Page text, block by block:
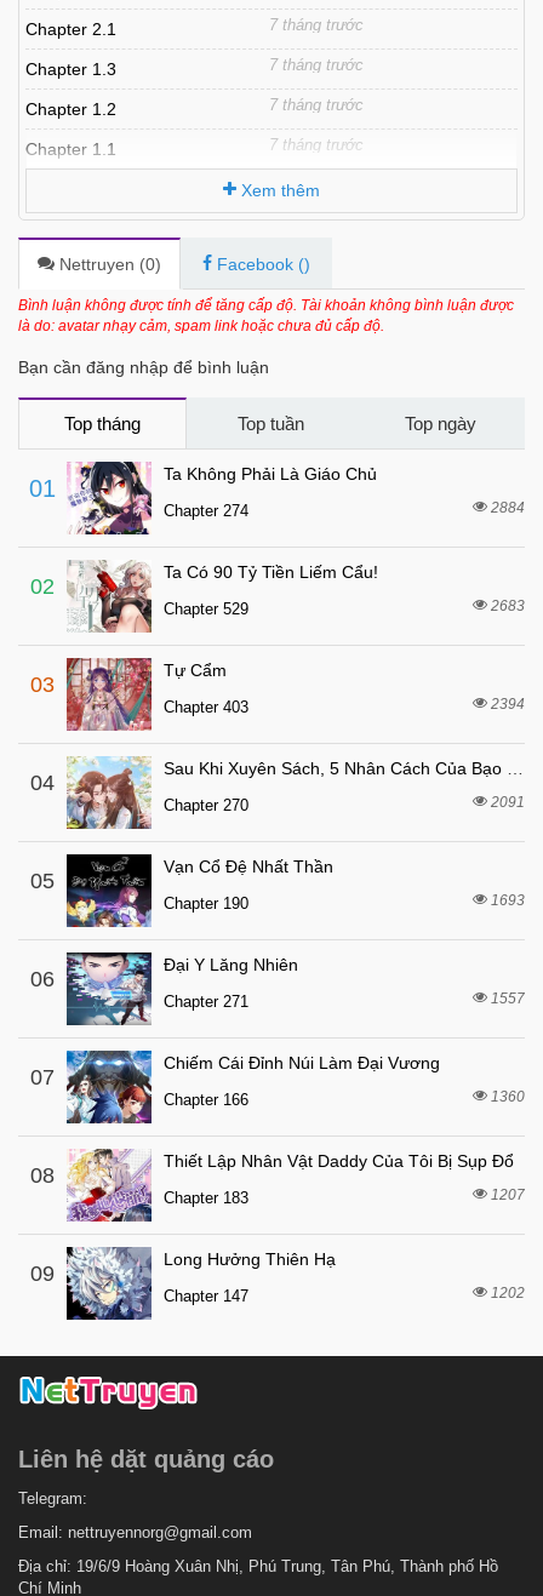
Chapter 2.1 7 tháng trước
Chapter 1.3 7 tháng trước
Chapter 1.2 7 tháng trước
Chapter 1.1 7 tháng trước
Xem thêm
Nettruyen (0) Facebook ()
Bình luận không được tính để tăng cấp độ. Tài khoản không bình luận được
là do: avatar nhạy cảm, spam link hoặc chưa đủ cấp độ.
Bạn cần đăng nhập để bình luận
Top tháng Top tuần Top ngày
01
Ta Không Phải Là Giáo Chủ
Chapter 274 2884
02
Ta Có 90 Tỷ Tiền Liếm Cẩu!
Chapter 529 2683
03
Tự Cẩm
Chapter 403 2394
04
Chapter 270 2091
05
Vạn Cổ Đệ Nhất Thần
Chapter 190 1693
06
Đại Y Lăng Nhiên
Chapter 271 1557
07
Chiếm Cái Đỉnh Núi Làm Đại Vương
Chapter 166 1360
08
Thiết Lập Nhân Vật Daddy Của Tôi Bị Sụp Đổ
Chapter 183 1207
09
Long Hưởng Thiên Hạ
Chapter 147 1202
Liên hệ dặt quảng cáo
Telegram:
Email: nettruyennorg@gmail.com
Địa chỉ: 19/6/9 Hoàng Xuân Nhị, Phú Trung, Tân Phú, Thành phố Hồ
Chí Minh